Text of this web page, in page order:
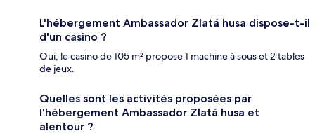
L'hébergement Ambassador Zlatá husa dispose-t-il
d'un casino ?
Oui, le casino de 105 m² propose 1 machine à sous et 2 tables
de jeux.
Quelles sont les activités proposées par
l'hébergement Ambassador Zlatá husa et
alentour ?